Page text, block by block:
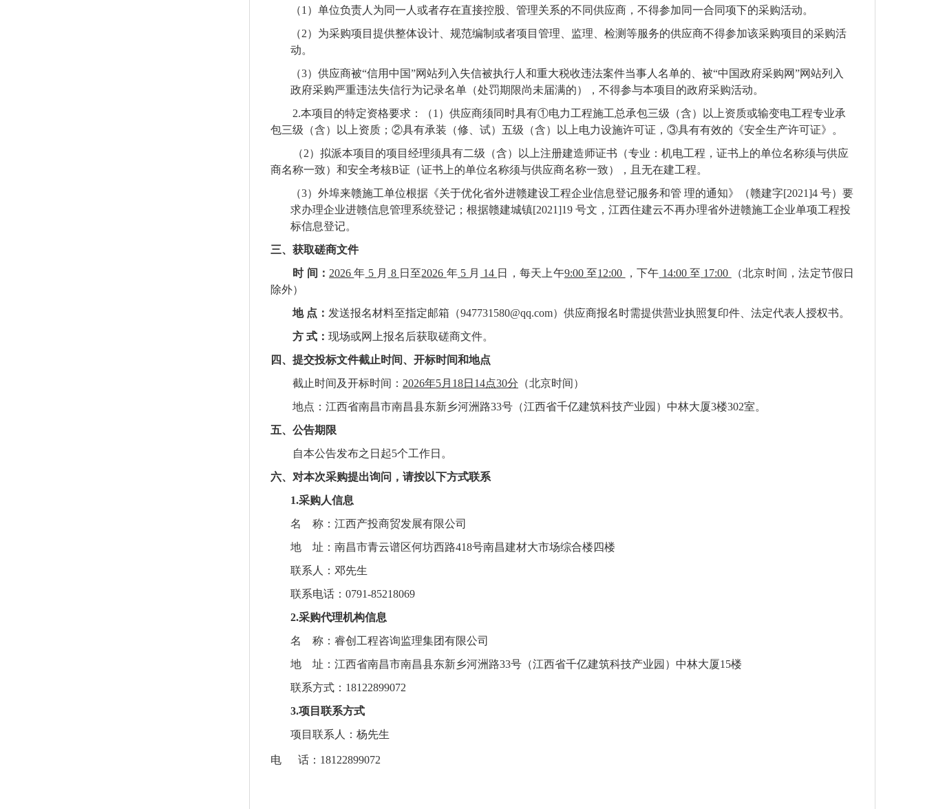
（1 ）单位负责人为同一人或者存在直接控股、管理关系的不同供应商，不得参加同一合同项下的采购活动。
（2）为采购项目提供整体设计、规范编制或者项目管理、监理、检测等服务的供应商不得参加该采购项目的采购活
动。
（3）供应商被“信用中国”网站列入失信被执行人和重大税收违法案件当事人名单的、被“中国政府采购网”网站列入
政府采购严重违法失信行为记录名单（处罚期限尚未届满的），不得参与本项目的政府采购活动。
2.本项目的特定资格要求： （1）供应商须同时具有①电力工程施工总承包三级（含）以上资质或输变电工程专业承
包三级（含）以上资质；②具有承装（修、试）五级（含）以上电力设施许可证，③具有有效的《安全生产许可证》。
（2）拟派本项目的项目经理须具有二级（含）以上注册建造师证书（专业：机电工程，证书上的单位名称须与供应
商名称一致）和安全考核B证（证书上的单位名称须与供应商名称一致），且无在建工程。
（3）外埠来赣施工单位根据《关于优化省外进赣建设工程企业信息登记服务和管 理的通知》（赣建字[2021]4 号）要
求办理企业进赣信息管理系统登记；根据赣建城镇[2021]19 号文，江西住建云不再办理省外进赣施工企业单项工程投
标信息登记。
三、获取磋商文件
时 间： 2026 年 5 月 8 日至2026 年 5 月 14 日，每天上午9:00至12:00 ，下午 14:00 至 17:00
（北京时间，法定节假日
除外）
地 点： 发送报名材料至指定邮箱（947731580@qq.com）供应商报名时需提供营业执照复印件、 法定代表人授权书。
方 式： 现场或网上报名后获取磋商文件。
四、提交投标文件截止时间、开标时间和地点
截止时间 及开标时间 ： 2026年5月 18日 14点30分 （北京时间）
地点： 江西省南昌市南昌县东新乡河洲路33号（江西省千亿建筑科技产业园）中林大厦3楼302室。
五、 公告期限
自本公告发布之日起5个工作日。
六、对本次采购提出询问，请按以下方式联系
1.采购人信息
名
称： 江西产投商贸发展有限公司
地
址： 南昌市青云谱区何坊西路418号南昌建材大市场综合楼四楼
联系人：邓先生
联系电话： 0791-85218069
2.采购代理机构信息
名
称： 睿创工程咨询监理集团有限公司
地
址： 江西省南昌市南昌县东新乡河洲路33号（江西省千亿建筑科技产业园）中林大厦15楼
联系方式： 18122899072
3.项目联系方式
项目联系人： 杨先生
电 话： 18122899072